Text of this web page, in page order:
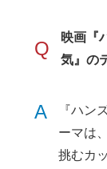
Q
映画『
気』の
A
『ハン
ーマは
挑むカ